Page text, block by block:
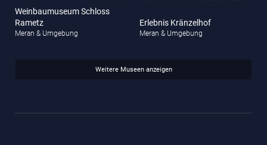
Weinbaumuseum Schloss
Rametz
Meran & Umgebung
Erlebnis Kränzelhof
Meran & Umgebung
Weitere Museen anzeigen